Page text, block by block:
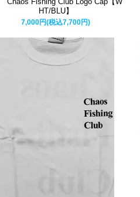
HT/BLU】
7,000円(税込7,700円)